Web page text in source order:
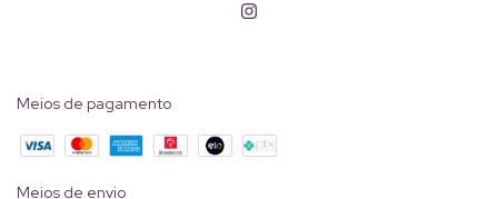
Meios de pagamento
Meios de envio